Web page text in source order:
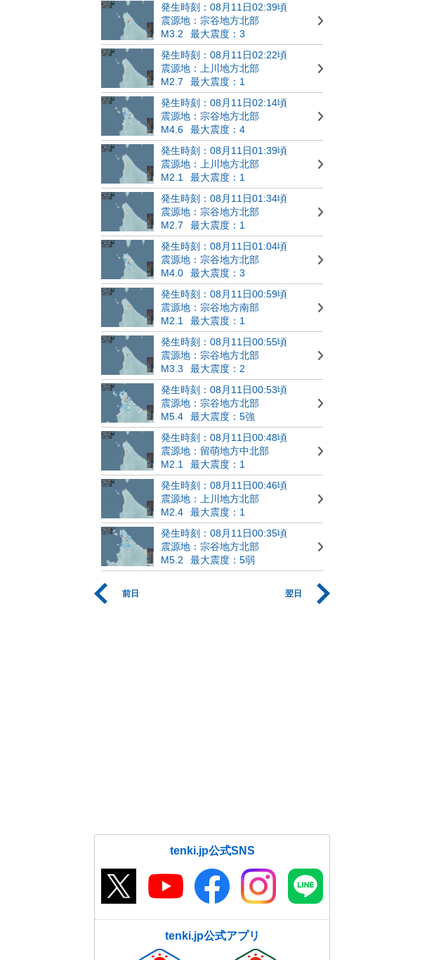
発生時刻：08月11日02:39頃
震源地：宗谷地方北部
M3.2
最大震度：3
発生時刻：08月11日02:22頃
震源地：上川地方北部
M2.7
最大震度：1
発生時刻：08月11日02:14頃
震源地：宗谷地方北部
M4.6
最大震度：4
発生時刻：08月11日01:39頃
震源地：上川地方北部
M2.1
最大震度：1
発生時刻：08月11日01:34頃
震源地：宗谷地方北部
M2.7
最大震度：1
発生時刻：08月11日01:04頃
震源地：宗谷地方北部
M4.0
最大震度：3
発生時刻：08月11日00:59頃
震源地：宗谷地方南部
M2.1
最大震度：1
発生時刻：08月11日00:55頃
震源地：宗谷地方北部
M3.3
最大震度：2
発生時刻：08月11日00:53頃
震源地：宗谷地方北部
M5.4
最大震度：5強
発生時刻：08月11日00:48頃
震源地：留萌地方中北部
M2.1
最大震度：1
発生時刻：08月11日00:46頃
震源地：上川地方北部
M2.4
最大震度：1
発生時刻：08月11日00:35頃
震源地：宗谷地方北部
M5.2
最大震度：5弱
前日 翌日
tenki.jp公式SNS
tenki.jp公式アプリ